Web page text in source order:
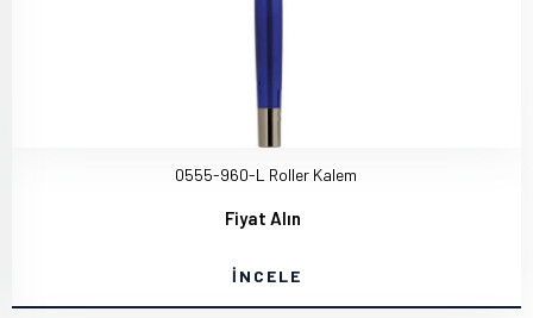
0555-960-L Roller Kalem
Fiyat Alın
İNCELE